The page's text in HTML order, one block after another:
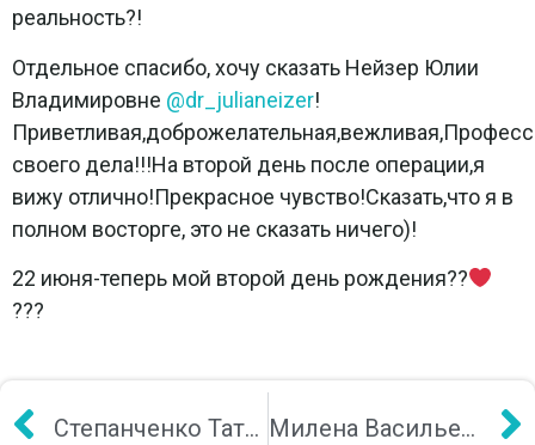
реальность?!
Отдельное спасибо, хочу сказать Нейзер Юлии
Владимировне @dr_julianeizer!
своего дела!!!На второй день после операции,я
вижу отлично!Прекрасное чувство!Сказать,что я в
полном восторге, это не сказать ничего)!
22 июня-теперь мой второй день рождения??
???
Степанченко Татьяна Милена Васильева